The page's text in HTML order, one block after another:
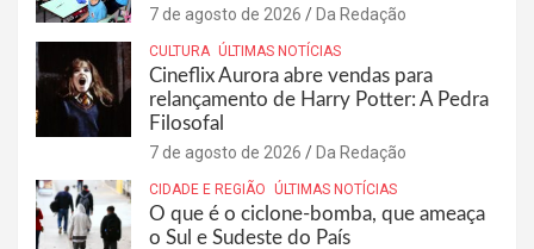
7 de agosto de 2026 Da Redação
CULTURA ÚLTIMAS NOTÍCIAS
Cineflix Aurora abre vendas para
relançamento de Harry Potter: A Pedra
Filosofal
7 de agosto de 2026 Da Redação
CIDADE E REGIÃO ÚLTIMAS NOTÍCIAS
O que é o ciclone-bomba, que ameaça
o Sul e Sudeste do País